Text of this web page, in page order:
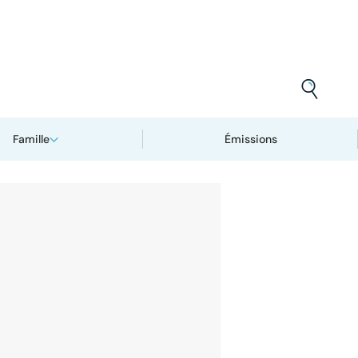
Famille Émissions